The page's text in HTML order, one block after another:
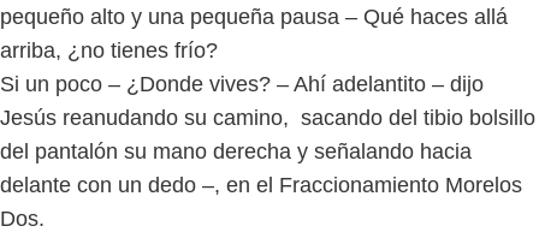
pequeño alto y una pequeña pausa – Qué haces allá
arriba, ¿no tienes frío?
Si un poco – ¿Donde vives? – Ahí adelantito – dijo
Jesús reanudando su camino, sacando del tibio bolsillo
del pantalón su mano derecha y señalando hacia
delante con un dedo –, en el Fraccionamiento Morelos
Dos.